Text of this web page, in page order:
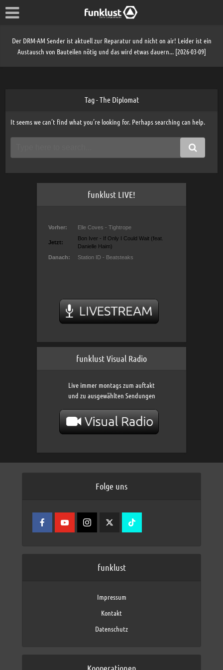
Der DRM-AM Sender ist aktuell zur Reparatur und nicht on air! Leider ist ein
Austausch von Bauteilen nötig und das wird etwas dauern... [2026-03-09]
Tag - The Diplomat
It seems we can’t find what you’re looking for. Perhaps searching can help.
funklust LIVE!
funklust Visual Radio
Live immer montags zum auftakt
und zu ausgewählten Sendungen
Folge uns
funklust
Impressum
Kontakt
Datenschutz